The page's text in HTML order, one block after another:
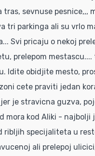
tras, sevnuse pesnice,,,
tri parkinga ali su vrlo
Svi pricaju o nekoj
prelepom mestascu....
Idite obidjite mesto,
cete praviti jedan
je stravicna guzva,
mora kod Aliki - najbolji
ribljih specijaliteta u
ali prelepoj